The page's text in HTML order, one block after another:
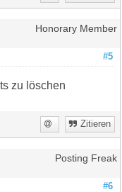
Honorary Member
#5
zu löschen
Zitieren
Posting Freak
#6